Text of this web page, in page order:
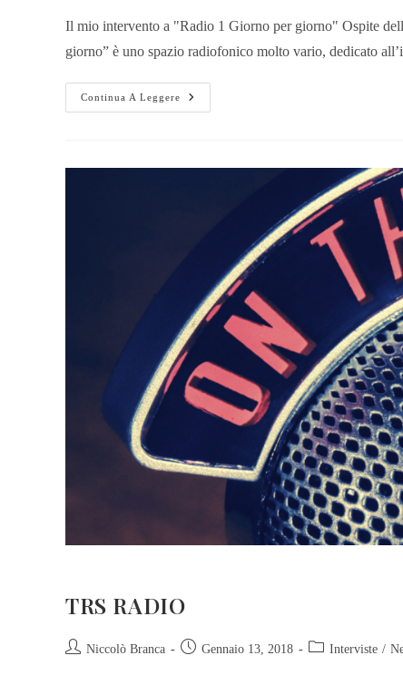
Il mio intervento a "Radio 1 Giorno per giorno" Ospite
giorno” è uno spazio radiofonico molto vario, dedicato
Continua A Leggere
TRS RADIO
Niccolò Branca Gennaio 13, 2018 Interviste /